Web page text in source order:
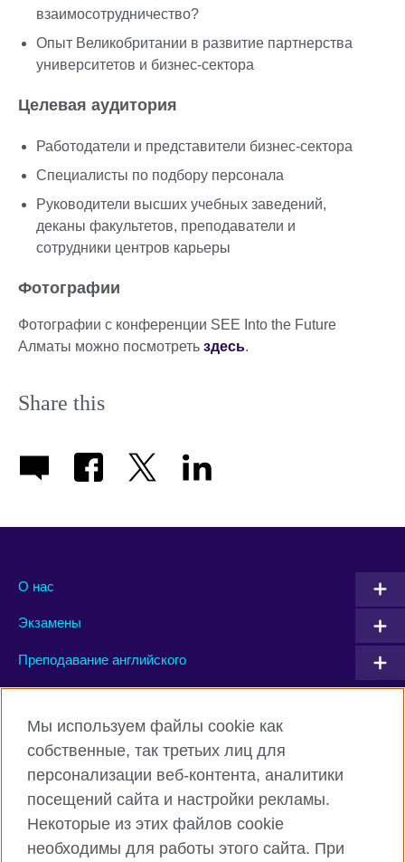
взаимосотрудничество?
Опыт Великобритании в развитие партнерства
университетов и бизнес-сектора
Целевая аудитория
Работодатели и представители бизнес-сектора
Специалисты по подбору персонала
Руководители высших учебных заведений,
деканы факультетов, преподаватели и
сотрудники центров карьеры
Фотографии
Фотографии с конференции SEE Into the Future
Алматы можно посмотреть здесь.
Share this
О нас
Экзамены
Преподавание английского
Facebook Twitter
Instagram YouTube
Мы используем файлы cookie как
собственные, так третьих лиц для
персонализации веб-контента, аналитики
посещений сайта и настройки рекламы.
Некоторые из этих файлов cookie
необходимы для работы этого сайта. При